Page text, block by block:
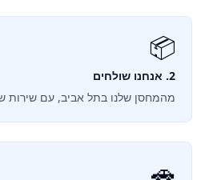
📦
2. אנחנו שולחים
מהמחסן שלנו בתל אביב, עם שירות
🚗